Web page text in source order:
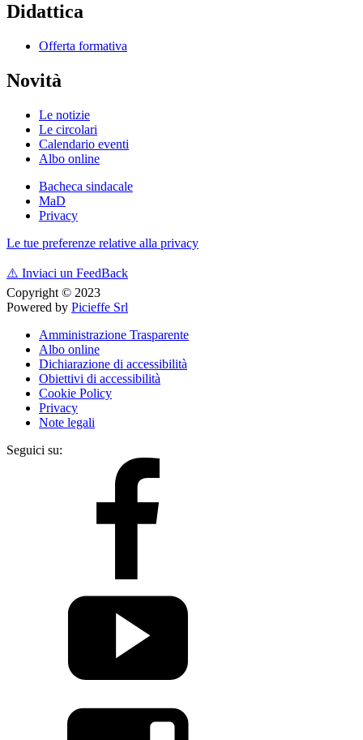
Didattica
Offerta formativa
Novità
Le notizie
Le circolari
Calendario eventi
Albo online
Bacheca sindacale
MaD
Privacy
Le tue preferenze relative alla privacy
⚠️ Inviaci un FeedBack
Copyright © 2023
Powered by Picieffe Srl
Amministrazione Trasparente
Albo online
Dichiarazione di accessibilità
Obiettivi di accessibilità
Cookie Policy
Privacy
Note legali
Seguici su: